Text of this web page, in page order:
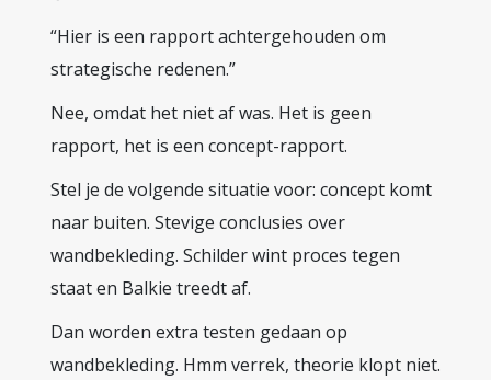
“Hier is een rapport achtergehouden om
strategische redenen.”
Nee, omdat het niet af was. Het is geen
rapport, het is een concept-rapport.
Stel je de volgende situatie voor: concept komt
naar buiten. Stevige conclusies over
wandbekleding. Schilder wint proces tegen
staat en Balkie treedt af.
Dan worden extra testen gedaan op
wandbekleding. Hmm verrek, theorie klopt niet.